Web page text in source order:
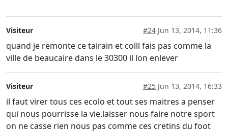
Visiteur #24 Jun 13, 2014, 11:36
quand je remonte ce tairain et colll fais pas comme la
ville de beaucaire dans le 30300 il lon enlever
Visiteur #25 Jun 13, 2014, 16:33
il faut virer tous ces ecolo et tout ses maitres a penser
qui nous pourrisse la vie.laisser nous faire notre sport
on ne casse rien nous pas comme ces cretins du foot